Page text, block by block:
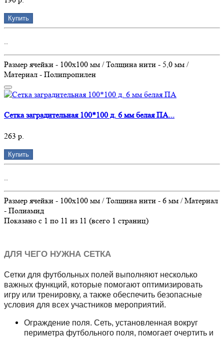
Купить
..
Размер ячейки - 100х100 мм / Толщина нити - 5,0 мм /
Материал - Полипропилен
Сетка заградительная 100*100 д. 6 мм белая ПА...
263 р.
Купить
Размер ячейки - 100х100 мм / Толщина нити - 6 мм / Материал
- Полиамид
Показано с 1 по 11 из 11 (всего 1 страниц)
ДЛЯ ЧЕГО НУЖНА СЕТКА
Сетки для футбольных полей выполняют несколько
важных функций, которые помогают оптимизировать
игру или тренировку, а также обеспечить безопасные
условия для всех участников мероприятий.
Ограждение поля. Сеть, установленная вокруг
периметра футбольного поля, помогает очертить и